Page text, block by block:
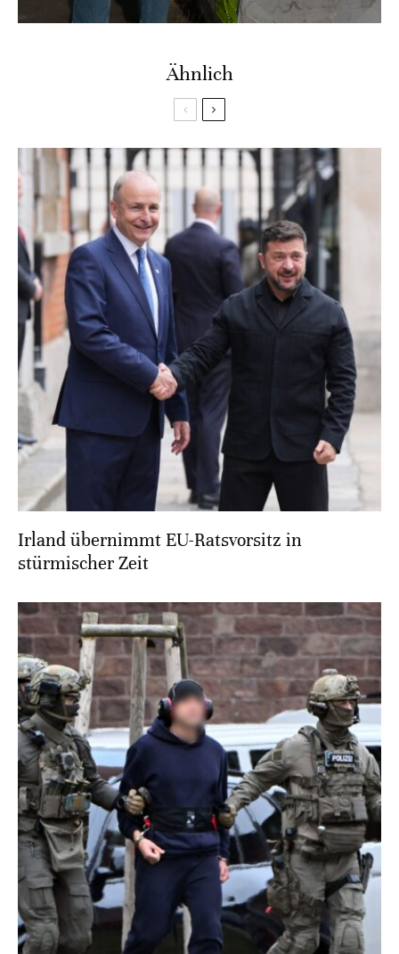
Ähnlich
Irland übernimmt EU-Ratsvorsitz in
stürmischer Zeit